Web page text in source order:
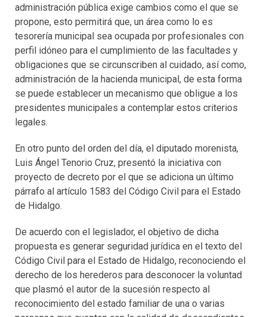
administración pública exige cambios como el que se
propone, esto permitirá que, un área como lo es
tesorería municipal sea ocupada por profesionales con
perfil idóneo para el cumplimiento de las facultades y
obligaciones que se circunscriben al cuidado, así como,
administración de la hacienda municipal, de esta forma
se puede establecer un mecanismo que obligue a los
presidentes municipales a contemplar estos criterios
legales.
En otro punto del orden del día, el diputado morenista,
Luis Ángel Tenorio Cruz, presentó la iniciativa con
proyecto de decreto por el que se adiciona un último
párrafo al artículo 1583 del Código Civil para el Estado
de Hidalgo.
De acuerdo con el legislador, el objetivo de dicha
propuesta es generar seguridad jurídica en el texto del
Código Civil para el Estado de Hidalgo, reconociendo el
derecho de los herederos para desconocer la voluntad
que plasmó el autor de la sucesión respecto al
reconocimiento del estado familiar de una o varias